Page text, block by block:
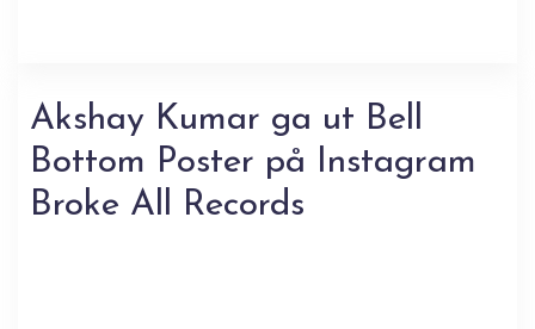
Akshay Kumar ga ut Bell
Bottom Poster på Instagram
Broke All Records